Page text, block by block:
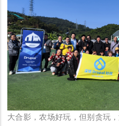
大合影，农场好玩，但别贪玩